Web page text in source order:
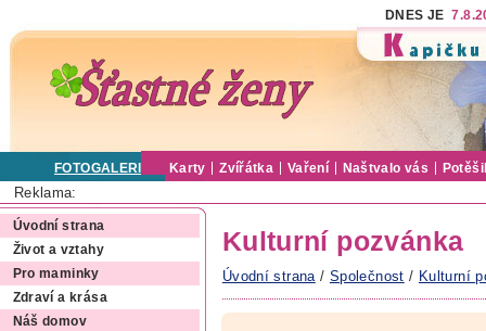
DNES JE
FOTOGALERIE Karty Zvířátka Vaření Naštvalo vás
Reklama:
Úvodní strana
Život a vztahy
Pro maminky
Zdraví a krása
Náš domov
Kulturní pozvánka
Úvodní strana / Společnost / Kulturní